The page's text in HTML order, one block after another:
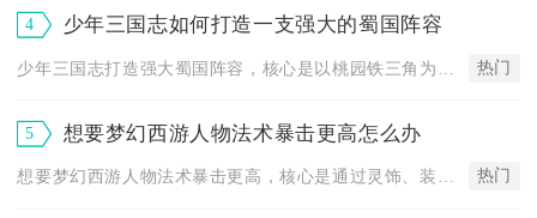
4 少年三国志如何打造一支强大的蜀国阵容
热门
5 想要梦幻西游人物法术暴击更高怎么办
想要梦幻西游人物法术暴击更高，核心是通过灵饰、装备、神器、经... 热门